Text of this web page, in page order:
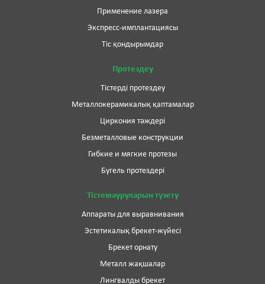
Применение лазера
Экспресс-имплантациясы
Тіс қондырымдар
Протездеу
Тістерді протездеу
Металлокерамикалық қаптамалар
Циркония тәждері
Безметалловые конструкции
Гибкие и мягкие протезы
Бугель протездері
Тістемауруларын түзету
Аппараты для выравнивания
Эстетикалық брекет-жүйесі
Брекет орнату
Металл жақшалар
Лингвалды брекет